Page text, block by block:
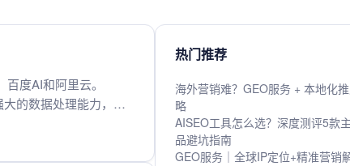
度AI和阿里云。
的数据处理能力，在
。这五家服务商各具
热门推荐
海外营销难？GEO服务 + 本地化
略
AISEO工具怎么选？深度测评5款
品避坑指南
GEO服务｜全球IP定位+精准营销